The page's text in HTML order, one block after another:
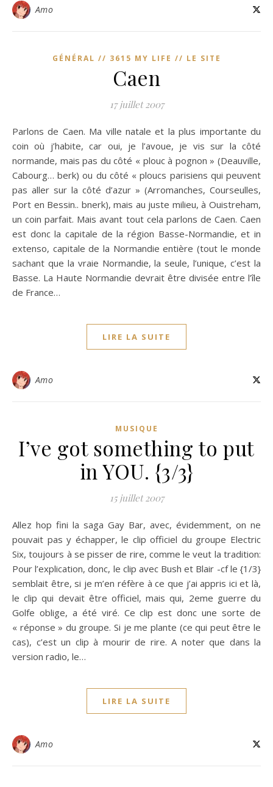
Amo
GÉNÉRAL // 3615 MY LIFE // LE SITE
Caen
17 juillet 2007
Parlons de Caen. Ma ville natale et la plus importante du
coin où j’habite, car oui, je l’avoue, je vis sur la côté
normande, mais pas du côté « plouc à pognon » (Deauville,
Cabourg… berk) ou du côté « ploucs parisiens qui peuvent
pas aller sur la côté d’azur » (Arromanches, Courseulles,
Port en Bessin.. bnerk), mais au juste milieu, à Ouistreham,
un coin parfait. Mais avant tout cela parlons de Caen. Caen
est donc la capitale de la région Basse-Normandie, et in
extenso, capitale de la Normandie entière (tout le monde
sachant que la vraie Normandie, la seule, l’unique, c’est la
Basse. La Haute Normandie devrait être divisée entre l’île
de France…
LIRE LA SUITE
Amo
MUSIQUE
I’ve got something to put
in YOU. {3/3}
15 juillet 2007
Allez hop fini la saga Gay Bar, avec, évidemment, on ne
pouvait pas y échapper, le clip officiel du groupe Electric
Six, toujours à se pisser de rire, comme le veut la tradition:
Pour l’explication, donc, le clip avec Bush et Blair -cf le {1/3}
semblait être, si je m’en réfère à ce que j’ai appris ici et là,
le clip qui devait être officiel, mais qui, 2eme guerre du
Golfe oblige, a été viré. Ce clip est donc une sorte de
« réponse » du groupe. Si je me plante (ce qui peut être le
cas), c’est un clip à mourir de rire. A noter que dans la
version radio, le…
LIRE LA SUITE
Amo